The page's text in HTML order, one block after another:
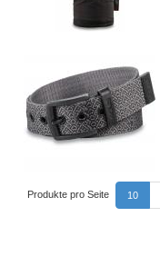
Produkte pro Seite 10